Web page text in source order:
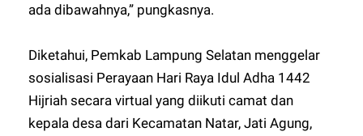
ada dibawahnya,” pungkasnya.
Diketahui, Pemkab Lampung Selatan menggelar
sosialisasi Perayaan Hari Raya Idul Adha 1442
Hijriah secara virtual yang diikuti camat dan
kepala desa dari Kecamatan Natar, Jati Agung,